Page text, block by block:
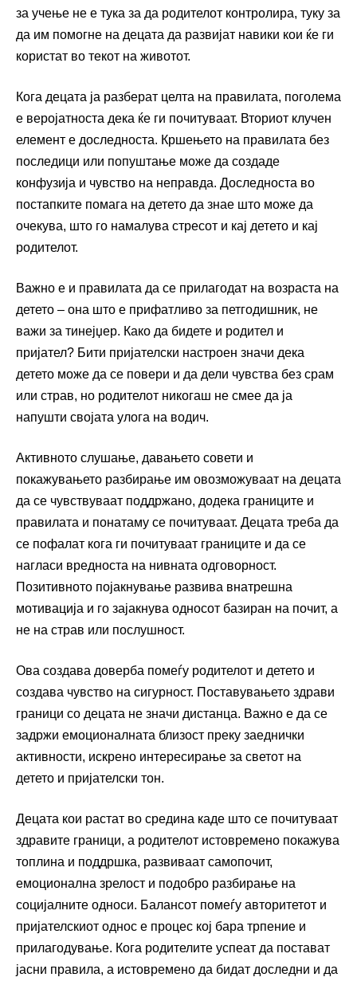
за учење не е тука за да родителот контролира, туку за
да им помогне на децата да развијат навики кои ќе ги
користат во текот на животот.
Кога децата ја разберат целта на правилата, поголема
е веројатноста дека ќе ги почитуваат. Вториот клучен
елемент е доследноста. Кршењето на правилата без
последици или попуштање може да создаде
конфузија и чувство на неправда. Доследноста во
постапките помага на детето да знае што може да
очекува, што го намалува стресот и кај детето и кај
родителот.
Важно е и правилата да се прилагодат на возраста на
детето – она што е прифатливо за петгодишник, не
важи за тинејџер. Како да бидете и родител и
пријател? Бити пријателски настроен значи дека
детето може да се повери и да дели чувства без срам
или страв, но родителот никогаш не смее да ја
напушти својата улога на водич.
Активното слушање, давањето совети и
покажувањето разбирање им овозможуваат на децата
да се чувствуваат поддржано, додека границите и
правилата и понатаму се почитуваат. Децата треба да
се пофалат кога ги почитуваат границите и да се
нагласи вредноста на нивната одговорност.
Позитивното појакнување развива внатрешна
мотивација и го зајакнува односот базиран на почит, а
не на страв или послушност.
Ова создава доверба помеѓу родителот и детето и
создава чувство на сигурност. Поставувањето здрави
граници со децата не значи дистанца. Важно е да се
задржи емоционалната близост преку заеднички
активности, искрено интересирање за светот на
детето и пријателски тон.
Децата кои растат во средина каде што се почитуваат
здравите граници, а родителот истовремено покажува
топлина и поддршка, развиваат самопочит,
емоционална зрелост и подобро разбирање на
социјалните односи. Балансот помеѓу авторитетот и
пријателскиот однос е процес кој бара трпение и
прилагодување. Кога родителите успеат да постават
јасни правила, а истовремено да бидат доследни и да